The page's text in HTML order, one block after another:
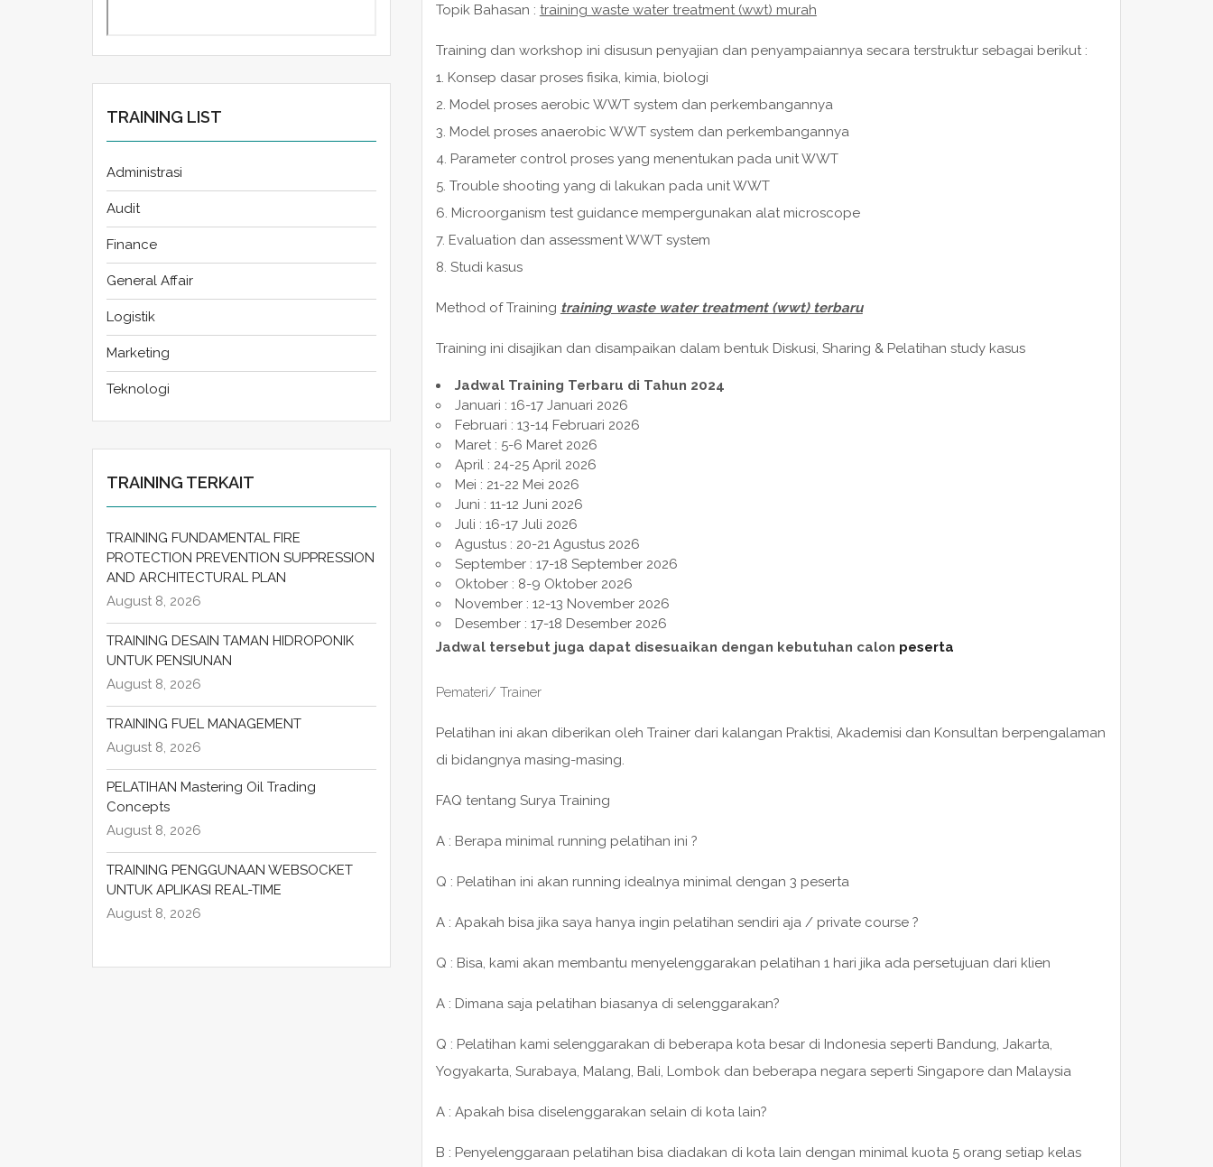
Topik Bahasan : training waste water treatment (wwt) murah
Training dan workshop ini disusun penyajian dan penyampaiannya secara terstruktur sebagai berikut :
1. Konsep dasar proses fisika, kimia, biologi
2. Model proses aerobic WWT system dan perkembangannya
3. Model proses anaerobic WWT system dan perkembangannya
4. Parameter control proses yang menentukan pada unit WWT
5. Trouble shooting yang di lakukan pada unit WWT
6. Microorganism test guidance mempergunakan alat microscope
7. Evaluation dan assessment WWT system
8. Studi kasus
Method of Training training waste water treatment (wwt) terbaru
Training ini disajikan dan disampaikan dalam bentuk Diskusi, Sharing & Pelatihan study kasus
Jadwal Training Terbaru di Tahun 2024
Januari : 16-17 Januari 2026
Februari : 13-14 Februari 2026
Maret : 5-6 Maret 2026
April : 24-25 April 2026
Mei : 21-22 Mei 2026
Juni : 11-12 Juni 2026
Juli : 16-17 Juli 2026
Agustus : 20-21 Agustus 2026
September : 17-18 September 2026
Oktober : 8-9 Oktober 2026
November : 12-13 November 2026
Desember : 17-18 Desember 2026
Jadwal tersebut juga dapat disesuaikan dengan kebutuhan calon peserta
Pemateri/ Trainer
Pelatihan ini akan diberikan oleh Trainer dari kalangan Praktisi, Akademisi dan Konsultan berpengalaman
di bidangnya masing-masing.
FAQ tentang Surya Training
A : Berapa minimal running pelatihan ini ?
Q : Pelatihan ini akan running idealnya minimal dengan 3 peserta
A : Apakah bisa jika saya hanya ingin pelatihan sendiri aja / private course ?
Q : Bisa, kami akan membantu menyelenggarakan pelatihan 1 hari jika ada persetujuan dari klien
A : Dimana saja pelatihan biasanya di selenggarakan?
Q : Pelatihan kami selenggarakan di beberapa kota besar di Indonesia seperti Bandung, Jakarta,
Yogyakarta, Surabaya, Malang, Bali, Lombok dan beberapa negara seperti Singapore dan Malaysia
A : Apakah bisa diselenggarakan selain di kota lain?
B : Penyelenggaraan pelatihan bisa diadakan di kota lain dengan minimal kuota 5 orang setiap kelas
TRAINING LIST
Administrasi
Audit
Finance
General Affair
Logistik
Marketing
Teknologi
TRAINING TERKAIT
TRAINING FUNDAMENTAL FIRE
PROTECTION PREVENTION SUPPRESSION
AND ARCHITECTURAL PLAN
August 8, 2026
TRAINING DESAIN TAMAN HIDROPONIK
UNTUK PENSIUNAN
August 8, 2026
TRAINING FUEL MANAGEMENT
August 8, 2026
PELATIHAN Mastering Oil Trading
Concepts
August 8, 2026
TRAINING PENGGUNAAN WEBSOCKET
UNTUK APLIKASI REAL-TIME
August 8, 2026